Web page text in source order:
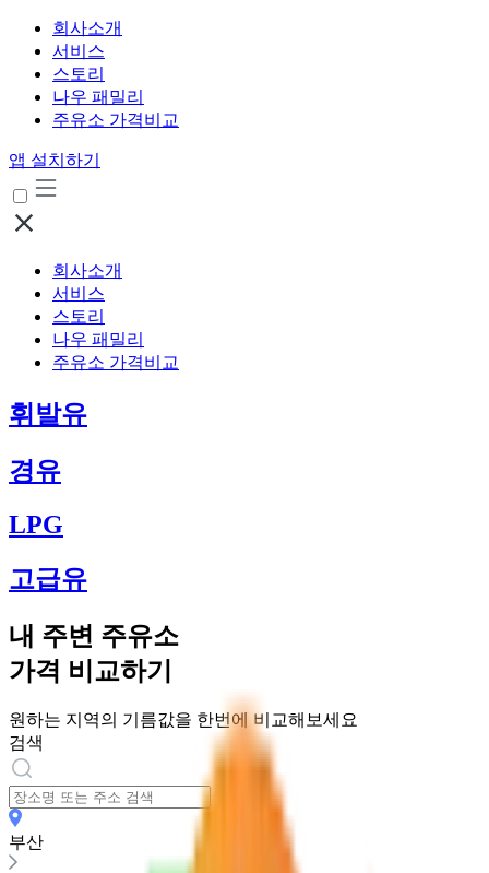
회사소개
서비스
스토리
나우 패밀리
주유소 가격비교
앱 설치하기
회사소개
서비스
스토리
나우 패밀리
주유소 가격비교
휘발유
경유
LPG
고급유
내 주변 주유소
가격 비교하기
원하는 지역의 기름값을 한번에 비교해보세요
검색
부산